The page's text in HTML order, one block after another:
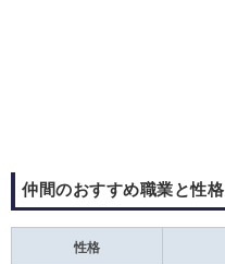
仲間のおすすめ職業と性格
性格